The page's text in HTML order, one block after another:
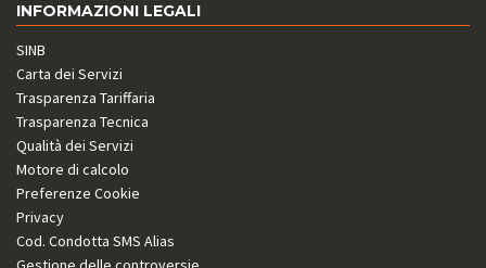
INFORMAZIONI LEGALI
SINB
Carta dei Servizi
Trasparenza Tariffaria
Trasparenza Tecnica
Qualità dei Servizi
Motore di calcolo
Preferenze Cookie
Privacy
Cod. Condotta SMS Alias